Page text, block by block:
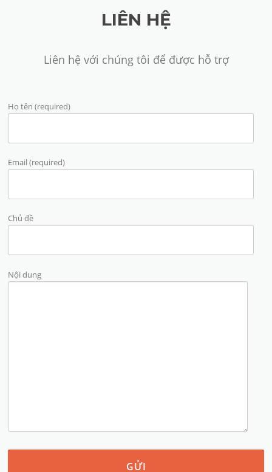
LIÊN HỆ
Liên hệ với chúng tôi để được hỗ trợ
Họ tên (required)
Email (required)
Chủ đề
Nội dung